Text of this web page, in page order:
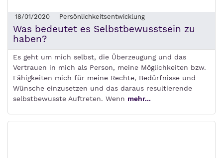
18/01/2020 Persönlichkeitsentwicklung
Was bedeutet es Selbstbewusstsein zu
haben?
Es geht um mich selbst, die Überzeugung und das
Vertrauen in mich als Person, meine Möglichkeiten bzw.
Fähigkeiten mich für meine Rechte, Bedürfnisse und
Wünsche einzusetzen und das daraus resultierende
selbstbewusste Auftreten. Wenn mehr...